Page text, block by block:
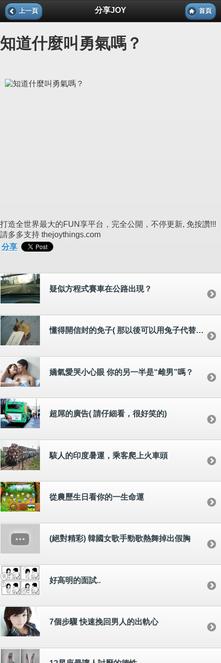
上一頁 分享JOY 首頁
知道什麼叫勇氣嗎？
打造全世界最大的FUN享平台，完全公開，不停更新, 免按讚!!!
請多多支持 thejoythings.com
分享
疑似方程式賽車在公路出現？
懂得開信封的免子( 那以後可以用兔子代替開信刀了)
嬌氣愛哭小心眼 你的另一半是“雌男”嗎？
超屌的廣告( 請仔細看，很好笑的)
駭人的印度暑運，乘客爬上火車頭
從農歷生日看你的一生命運
(絕對精彩) 韓國女歌手勁歌熱舞掉出假胸
好高明的面試..
7個步驟 快速挽回男人的出軌心